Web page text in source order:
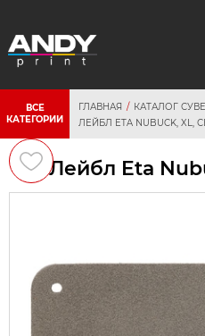
ВСЕ
КАТЕГОРИИ
ГЛАВНАЯ
КАТАЛОГ
ЛЕЙБЛ ETA NUBUCK, XL,
Лейбл Eta
данных